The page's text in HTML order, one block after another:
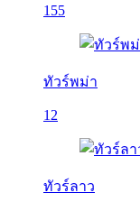
155
ทัวร์พม่า
12
ทัวร์ลาว